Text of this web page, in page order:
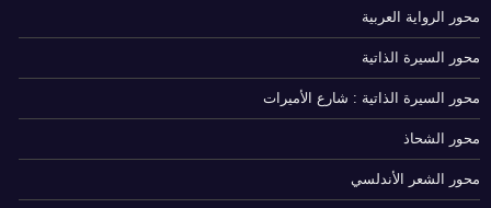
محور الرواية العربية
محور السيرة الذاتية
محور السيرة الذاتية : شارع الأميرات
محور الشحاذ
محور الشعر الأندلسي